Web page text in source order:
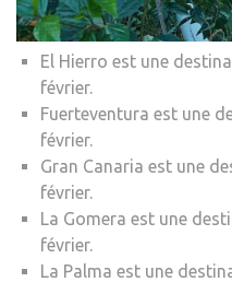
El Hierro est une
février.
Fuerteventura est une
février.
Gran Canaria est une
février.
La Gomera est une
février.
La Palma est une